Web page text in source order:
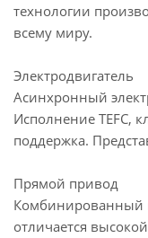
технологии
всему миру.
Электродвигатель
Асинхронный
Исполнение TEFC,
поддержка.
Прямой привод
Комбинированный
отличается